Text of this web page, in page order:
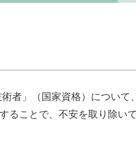
者」（国家資格）につい
ることで、不安を取り除い